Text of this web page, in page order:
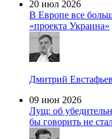
20 июл 2026
В Европе все
«проекта Украина»
Дмитрий Евстафьев
09 июн 2026
Лущ: об
бы говорить не